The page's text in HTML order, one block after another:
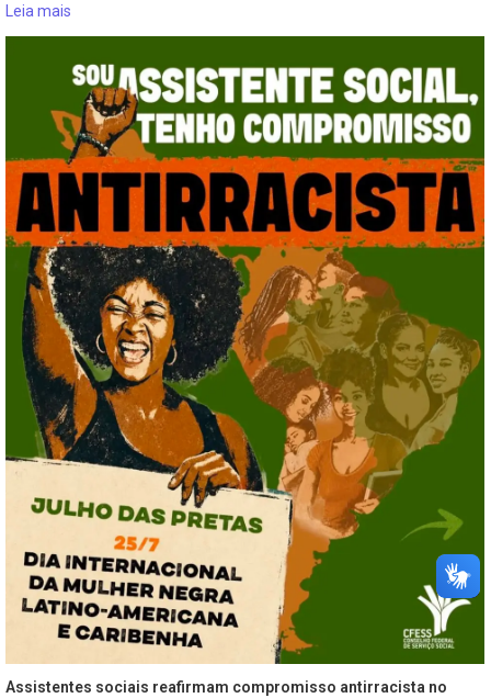
Leia mais
Assistentes sociais reafirmam compromisso antirracista no